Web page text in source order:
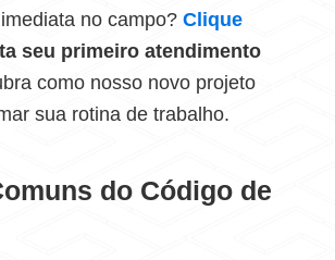
no campo? Clique
seu primeiro atendimento
como nosso novo projeto
sua rotina de trabalho.
do Código de